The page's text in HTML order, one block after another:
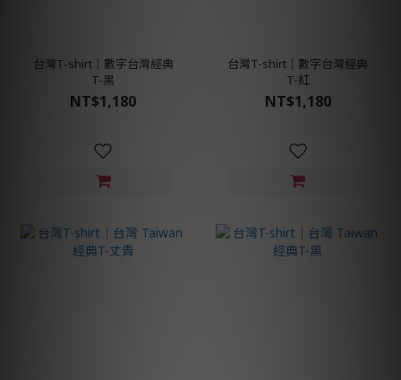
台灣T-shirt│數字台灣經典
T-黑
NT$1,180
台灣T-shirt│數字台灣經典
T-紅
NT$1,180